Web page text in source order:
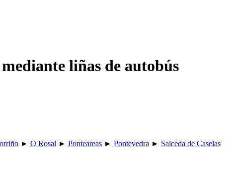
liñas de autobús
► O Rosal ► Ponteareas ► Pontevedra ► Salceda de Caselas